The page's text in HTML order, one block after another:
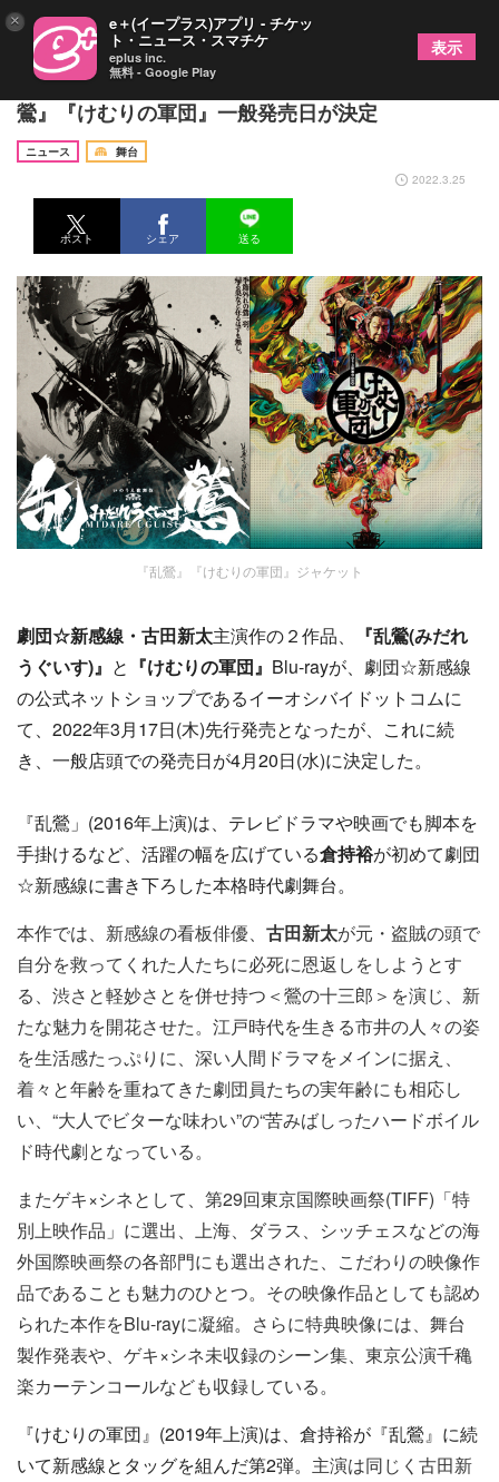
劇団☆新感線ブルーレイ最新作、古田新太主演『乱
鶯』『けむりの軍団』一般発売日が決定
ニュース
舞台
2022.3.25
ポスト シェア 送る
『乱鶯』『けむりの軍団』ジャケット
劇団☆新感線・古田新太主演作の２作品、
『乱鶯(みだれ
うぐいす)』 と 『けむりの軍団』 Blu-rayが、 劇団☆新感線
の公式ネットショップであるイーオシバイドットコムに
て、2022年3月17日(木)先行発売となったが、 これに続
き、一般店頭での発売日が4月20日(水)に決定した。
『乱鶯」(2016年上演)は、テレビドラマや映画でも脚本を
手掛けるなど、 活躍の幅を広げている倉持裕が初めて劇団
☆新感線に書き下ろした本格時代劇舞台。
本作では、新感線の看板俳優、 古田新太が元・盗賊の頭で
自分を救ってくれた人たちに必死に恩返しをしようとす
る、渋さと軽妙さとを併せ持つ＜鶯の十三郎＞を演じ、新
たな魅力を開花させた。江戸時代を生きる市井の人々の姿
を生活感たっぷりに、深い人間ドラマをメインに据え、
着々と年齢を重ねてきた劇団員たちの実年齢にも相応し
い、“大人でビターな味わい”の“苦みばしったハードボイル
ド時代劇となっている。
またゲキ×シネとして、第29回東京国際映画祭(TIFF)「特
別上映作品」に選出、上海、ダラス、シッチェスなどの海
外国際映画祭の各部門にも選出された、こだわりの映像作
品であることも魅力のひとつ。その映像作品としても認め
られた本作をBlu-rayに凝縮。さらに特典映像には、舞台
製作発表や、ゲキ×シネ未収録のシーン集、東京公演千穐
楽カーテンコールなども収録している。
『けむりの軍団』(2019年上演)は、倉持裕が『乱鶯』に続
いて新感線とタッグを組んだ第2弾。 主演は同じく古田新
× e＋(イープラス)アプリ - チケッ
ト・ニュース・スマチケ
eplus inc.
無料 - Google Play
表示